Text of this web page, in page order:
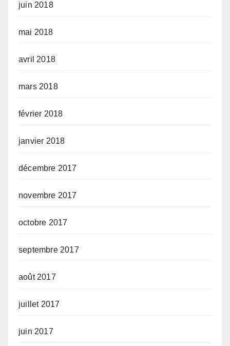
juin 2018
mai 2018
avril 2018
mars 2018
février 2018
janvier 2018
décembre 2017
novembre 2017
octobre 2017
septembre 2017
août 2017
juillet 2017
juin 2017